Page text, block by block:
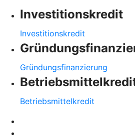
Investitionskredit
Investitionskredit
Gründungsfinanzierung
Betriebsmittelkredit